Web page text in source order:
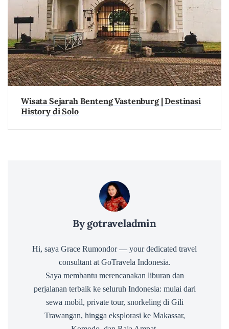
Wisata Sejarah Benteng Vastenburg | Destinasi
History di Solo
By gotraveladmin
Hi, saya Grace Rumondor — your dedicated travel
consultant at GoTravela Indonesia.
Saya membantu merencanakan liburan dan
perjalanan terbaik ke seluruh Indonesia: mulai dari
sewa mobil, private tour, snorkeling di Gili
Trawangan, hingga eksplorasi ke Makassar,